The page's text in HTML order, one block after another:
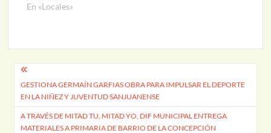
En «Locales»
Navegación
de
entradas
GESTIONA GERMAÍN GARFIAS OBRA PARA IMPULSAR EL DEPORTE
EN LA NIÑEZ Y JUVENTUD SANJUANENSE
A TRAVÉS DE MITAD TU, MITAD YO, DIF MUNICIPAL ENTREGA
MATERIALES A PRIMARIA DE BARRIO DE LA CONCEPCIÓN